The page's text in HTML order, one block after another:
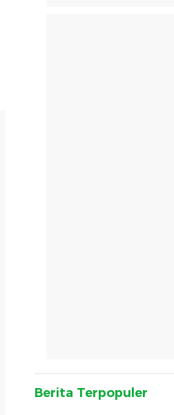
Berita Terpopuler